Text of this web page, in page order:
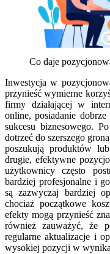
Co daje
Inwestycja w
przynieść wymierne
firmy działającej w
online, posiadanie
sukcesu biznesowego.
dotrzeć do szerszego
poszukują produktów
drugie, efektywne
użytkownicy często
bardziej profesjonalne i
są zazwyczaj bardziej
chociaż początkowe
efekty mogą przynieść
również zauważyć, że
regularne aktualizacje i
wysokiej pozycji w